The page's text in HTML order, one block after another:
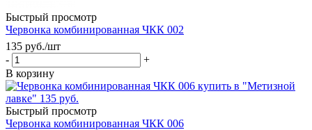
Быстрый просмотр
Червонка комбинированная ЧКК 002
135 руб./шт
-
+
В корзину
Быстрый просмотр
Червонка комбинированная ЧКК 006